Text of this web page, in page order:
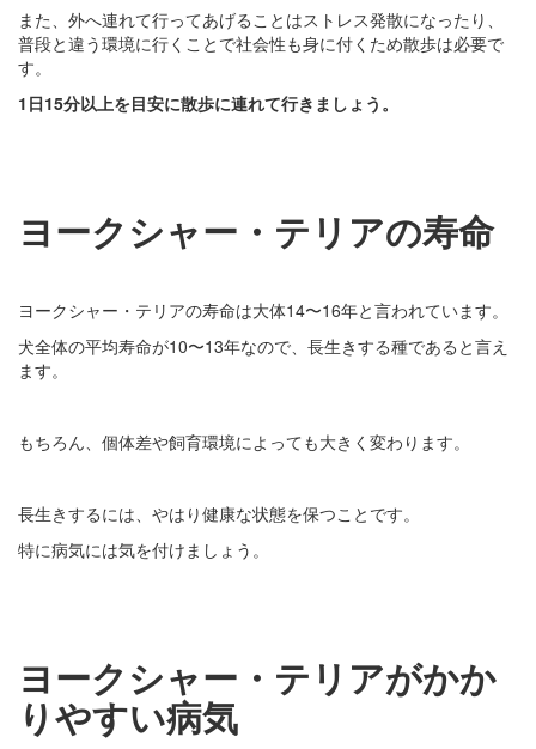
また、外へ連れて行ってあげることはストレス発散になったり、
普段と違う環境に行くことで社会性も身に付くため散歩は必要で
す。
1日15分以上を目安に散歩に連れて行きましょう。
ヨークシャー・テリアの寿命
ヨークシャー・テリアの寿命は大体14〜16年と言われています。
犬全体の平均寿命が10〜13年なので、長生きする種であると言え
ます。
もちろん、個体差や飼育環境によっても大きく変わります。
長生きするには、やはり健康な状態を保つことです。
特に病気には気を付けましょう。
ヨークシャー・テリアがかか
りやすい病気